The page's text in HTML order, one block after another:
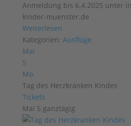
Anmeldung bis 6.4.2025 unter
kinder-muenster.de
Weiterlesen
Kategorien: Ausflüge
Mai
5
Mo.
Tag des Herzkranken Kindes
Tickets
Mai 5 ganztägig